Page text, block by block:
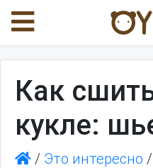
Как
кукле:
/ Это интересно /